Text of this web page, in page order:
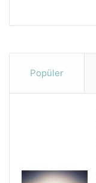
Popüler